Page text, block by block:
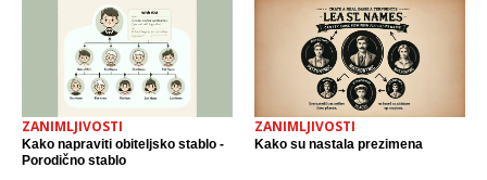
ZANIMLJIVOSTI
Kako napraviti obiteljsko stablo -
Porodično stablo
ZANIMLJIVOSTI
Kako su nastala prezimena